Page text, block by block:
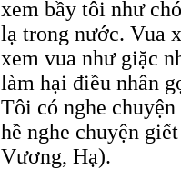
xem bầy tôi như
lạ trong nước. Vua
xem vua như giặc
làm hại điều nhân
Tôi có nghe
hề nghe chuyện
Vương, Hạ).